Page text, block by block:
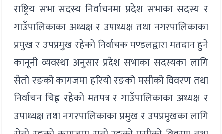
राष्ट्रिय सभा सदस्य निर्वाचनमा प्रदेश सभाका सदस्य र
गाउँपालिकाका अध्यक्ष र उपाध्यक्ष तथा नगरपालिकाका
प्रमुख र उपप्रमुख रहेको निर्वाचक मण्डलद्वारा मतदान हुने
कानूनी व्यवस्था अनुसार प्रदेश सभाका सदस्यका लागि
सेतो रङको कागजमा हरियो रङको मसीको विवरण तथा
निर्वाचन चिह्न रहेको मतपत्र र गाउँपालिकाका अध्यक्ष र
उपाध्यक्ष तथा नगरपालिकाका प्रमुख र उपप्रमुखका लागि